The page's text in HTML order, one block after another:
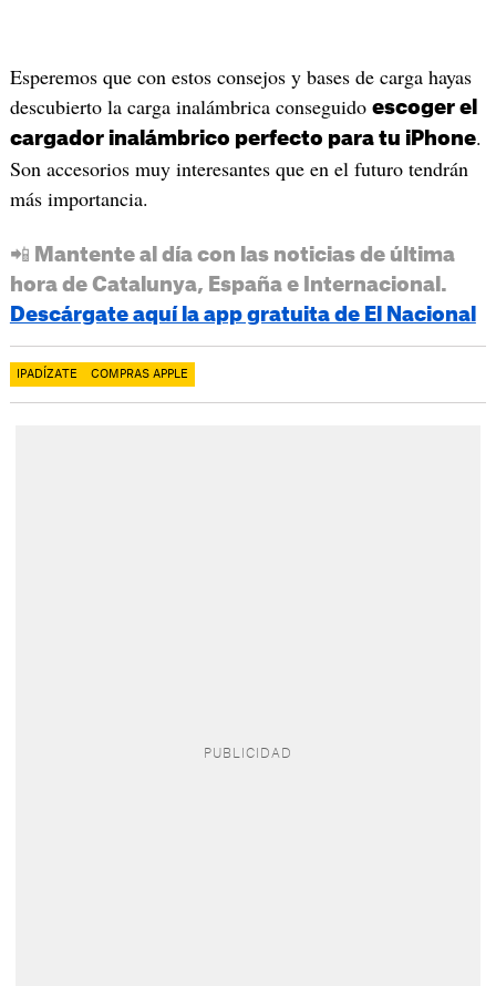
Esperemos que con estos consejos y bases de carga hayas
descubierto la carga inalámbrica conseguido escoger el
cargador inalámbrico perfecto para tu iPhone.
Son accesorios muy interesantes que en el futuro tendrán
más importancia.
📲 Mantente al día con las noticias de última
hora de Catalunya, España e Internacional.
Descárgate aquí la app gratuita de El Nacional
IPADÍZATE COMPRAS APPLE